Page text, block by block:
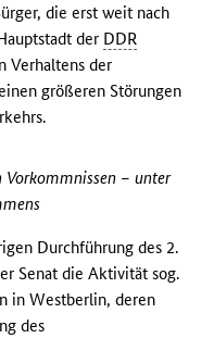
die erst weit nach
der DDR
Verhaltens der
größeren Störungen
– unter
Durchführung des 2.
Senat die Aktivität sog.
in Westberlin, deren
des